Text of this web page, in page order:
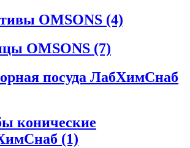
OMSONS (4)
OMSONS (7)
посуда ЛабХимСнаб
конические
(1)